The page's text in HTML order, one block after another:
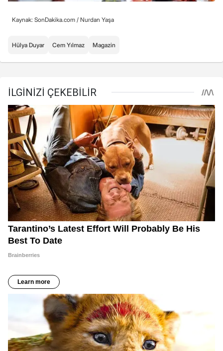
Kaynak: SonDakika.com / Nurdan Yaşa
Hülya Duyar Cem Yılmaz Magazin